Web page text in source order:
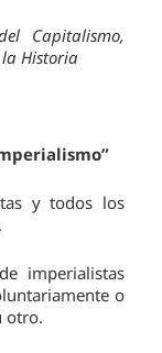
Capitalismo,
Historia
y todos los
imperialistas
o
otro.